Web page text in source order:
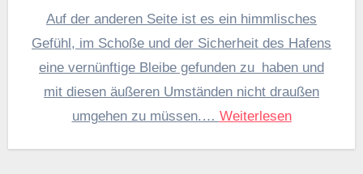
Bewegungen des Bootes aufgrund der mitunter
brutal einfallenden Böen erlauben aber keine tiefe
Entspannung.
Auf der anderen Seite ist es ein himmlisches
Gefühl, im Schoße und der Sicherheit des Hafens
eine vernünftige Bleibe gefunden zu haben und
mit diesen äußeren Umständen nicht draußen
umgehen zu müssen.… Weiterlesen